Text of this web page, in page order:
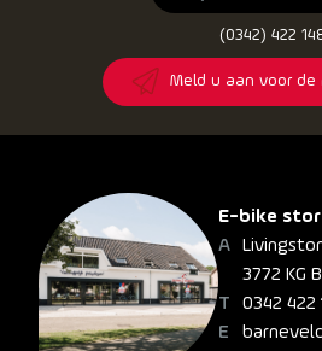
(0342) 422
Meld u aan voor de
E-bike
3772 KG
0342 422